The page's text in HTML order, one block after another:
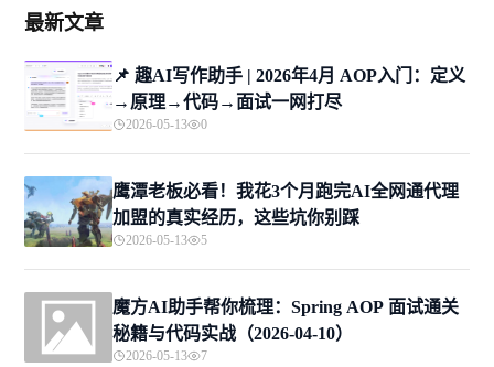
最新文章
📌 趣AI写作助手 | 2026年4月 AOP入门：定义
→原理→代码→面试一网打尽
2026-05-13 0
鹰潭老板必看！我花3个月跑完AI全网通代理
加盟的真实经历，这些坑你别踩
2026-05-13 5
魔方AI助手帮你梳理：Spring AOP 面试通关
秘籍与代码实战（2026-04-10）
2026-05-13 7